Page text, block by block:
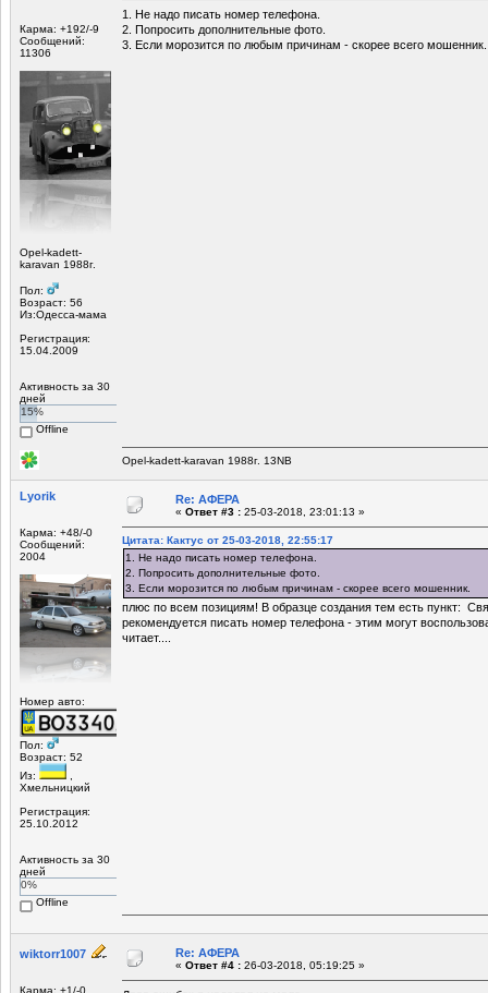
Карма: +192/-9
Сообщений:
11306
Opel-kadett-
karavan 1988г.
Пол:
Возраст: 56
Из:Одесса-мама
Регистрация:
15.04.2009
Активность за 30
дней
15%
Offline
1. Не надо писать номер телефона.
2. Попросить дополнительные фото.
3. Если морозится по любым причинам - скорее всего мошенник.
Opel-kadett-karavan 1988г. 13NB
Lyorik
Карма: +48/-0
Сообщений:
2004
Номер авто:
Пол:
Возраст: 52
Из:
,
Хмельницкий
Регистрация:
25.10.2012
Активность за 30
дней
0%
Offline
Re: АФЕРА
« Ответ #3 : 25-03-2018, 23:01:13 »
Цитата: Кактус от 25-03-2018, 22:55:17
1. Не надо писать номер телефона.
2. Попросить дополнительные фото.
3. Если морозится по любым причинам - скорее всего мошенник.
плюс по всем позициям! В образце создания тем есть пункт:
рекомендуется писать номер телефона - этим могут
читает....
wiktorr1007
Карма: +1/-0
Re: АФЕРА
« Ответ #4 : 26-03-2018, 05:19:25 »